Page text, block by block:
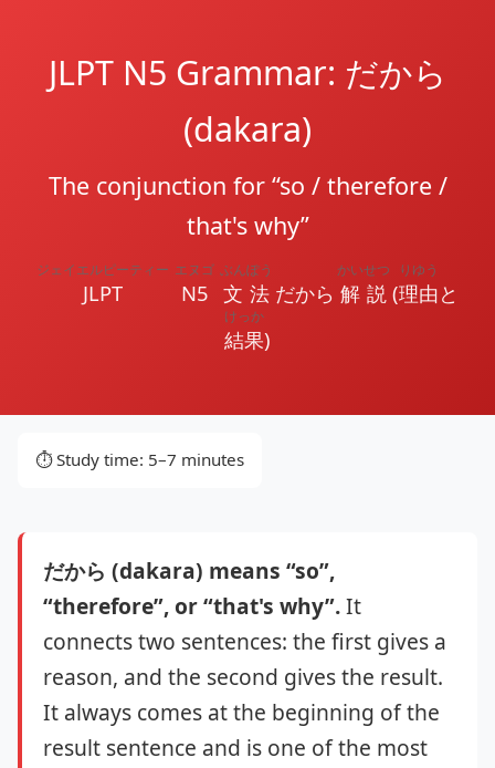
JLPT N5 Grammar: だから
(dakara)
The conjunction for “so / therefore /
that's why”
JLPT
ジェイエルピーティー
N5
エヌゴ
文法
ぶんぽう
だから 解説
かいせつ
(理由
りゆう
と
結果
けっか
)
⏱️ Study time: 5–7 minutes
だから (dakara) means “so”,
“therefore”, or “that's why”.It
connects two sentences: the first gives a
reason, and the second gives the result.
It always comes at the beginning of the
result sentence and is one of the most